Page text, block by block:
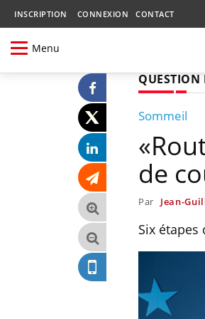
INSCRIPTION CONNEXION CONTACT
Menu
QUESTION
Sommeil
de
Par Jean-
Six